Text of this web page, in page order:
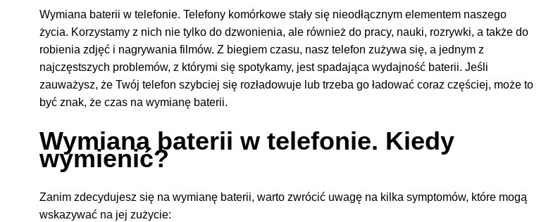
Wymiana baterii w telefonie. Telefony komórkowe stały się nieodłącznym elementem naszego
życia. Korzystamy z nich nie tylko do dzwonienia, ale również do pracy, nauki, rozrywki, a także do
robienia zdjęć i nagrywania filmów. Z biegiem czasu, nasz telefon zużywa się, a jednym z
najczęstszych problemów, z którymi się spotykamy, jest spadająca wydajność baterii. Jeśli
zauważysz, że Twój telefon szybciej się rozładowuje lub trzeba go ładować coraz częściej, może to
być znak, że czas na wymianę baterii.
Wymiana baterii w telefonie. Kiedy
wymienić?
Zanim zdecydujesz się na wymianę baterii, warto zwrócić uwagę na kilka symptomów, które mogą
wskazywać na jej zużycie: